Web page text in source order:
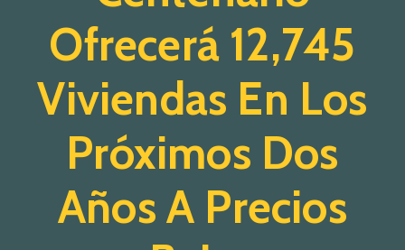
Contáctenos
Ofrecerá 12,745
Viviendas En Los
Próximos Dos
Años A Precios